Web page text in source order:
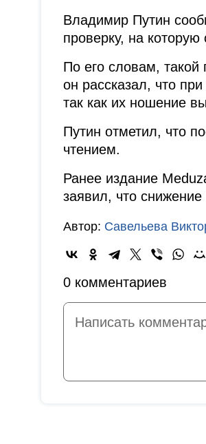
Владимир Путин
проверку, на
По его словам, такой
он рассказал, что
так как их ношение
Путин отметил, что
чтением.
Ранее издание
заявил, что
Автор: Савельева
0 комментариев